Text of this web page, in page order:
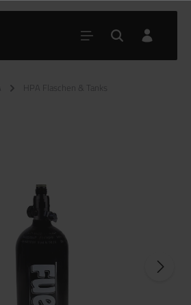
HPA Flaschen & Tanks